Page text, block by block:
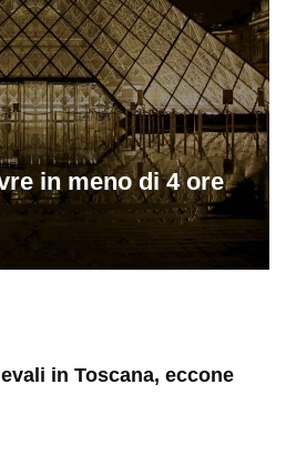
in meno di 4 ore
in Toscana, eccone